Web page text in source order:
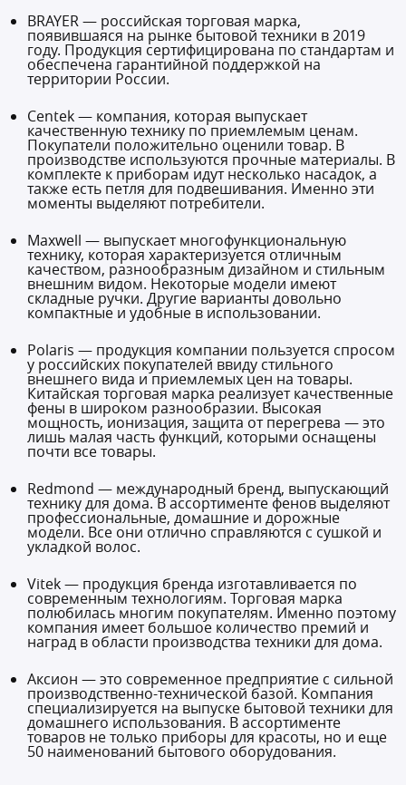
BRAYER — российская торговая марка,
появившаяся на рынке бытовой техники в 2019
году. Продукция сертифицирована по стандартам и
обеспечена гарантийной поддержкой на
территории России.
Centek — компания, которая выпускает
качественную технику по приемлемым ценам.
Покупатели положительно оценили товар. В
производстве используются прочные материалы. В
комплекте к приборам идут несколько насадок, а
также есть петля для подвешивания. Именно эти
моменты выделяют потребители.
Maxwell — выпускает многофункциональную
технику, которая характеризуется отличным
качеством, разнообразным дизайном и стильным
внешним видом. Некоторые модели имеют
складные ручки. Другие варианты довольно
компактные и удобные в использовании.
Polaris — продукция компании пользуется спросом
у российских покупателей ввиду стильного
внешнего вида и приемлемых цен на товары.
Китайская торговая марка реализует качественные
фены в широком разнообразии. Высокая
мощность, ионизация, защита от перегрева — это
лишь малая часть функций, которыми оснащены
почти все товары.
Redmond — международный бренд, выпускающий
технику для дома. В ассортименте фенов выделяют
профессиональные, домашние и дорожные
модели. Все они отлично справляются с сушкой и
укладкой волос.
Vitek — продукция бренда изготавливается по
современным технологиям. Торговая марка
полюбилась многим покупателям. Именно поэтому
компания имеет большое количество премий и
наград в области производства техники для дома.
Аксион — это современное предприятие с сильной
производственно-технической базой. Компания
специализируется на выпуске бытовой техники для
домашнего использования. В ассортименте
товаров не только приборы для красоты, но и еще
50 наименований бытового оборудования.